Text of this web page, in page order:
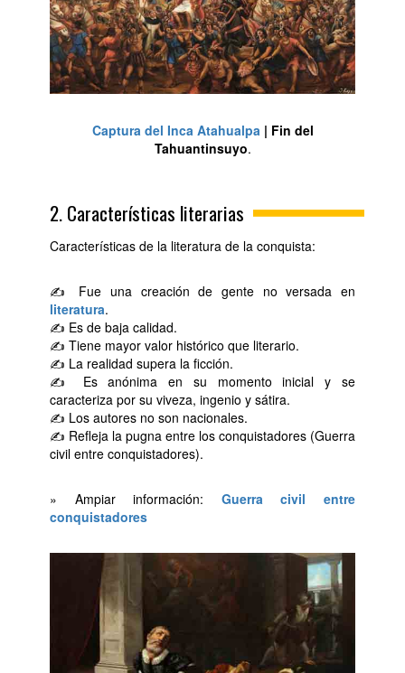
Captura del Inca Atahualpa| Fin del
Tahuantinsuyo.
2. Características literarias
Características de la literatura de la conquista:
✍ Fue una creación de gente no versada en
literatura.
✍ Es de baja calidad.
✍ Tiene mayor valor histórico que literario.
✍ La realidad supera la ficción.
✍ Es anónima en su momento inicial y se
caracteriza por su viveza, ingenio y sátira.
✍ Los autores no son nacionales.
✍ Refleja la pugna entre los conquistadores (Guerra
civil entre conquistadores).
» Ampiar información: Guerra civil entre
conquistadores